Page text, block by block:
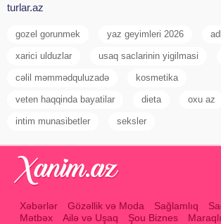
turlar.az
gozel gorunmek yaz geyimleri 2026
xarici ulduzlar usaq saclarinin yigilmasi
cəlil məmmədquluzadə kosmetika
veten haqqinda bayatilar dieta oxu az
intim munasibetler seksler
Xəbərlər Gözəllik və Moda Sağlamlıq
Mətbəx
Ailə və Uşaq Şou Biznes Maraqlı